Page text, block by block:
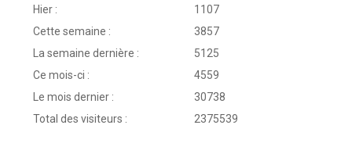
Hier :
1107
Cette semaine :
3857
La semaine dernière :
5125
Ce mois-ci :
4559
Le mois dernier :
30738
Total des visiteurs :
2375539